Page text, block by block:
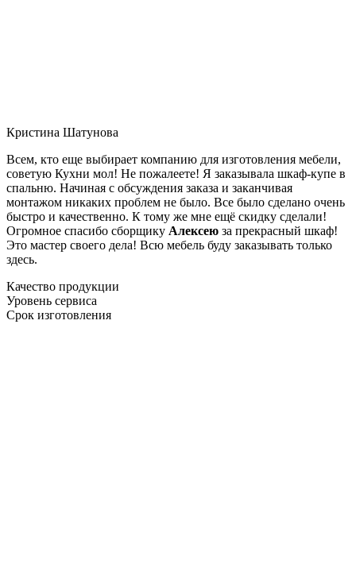
Кристина Шатунова
Всем, кто еще выбирает компанию для изготовления мебели,
советую Кухни мол! Не пожалеете! Я заказывала шкаф-купе в
спальню. Начиная с обсуждения заказа и заканчивая
монтажом никаких проблем не было. Все было сделано очень
быстро и качественно. К тому же мне ещё скидку сделали!
Огромное спасибо сборщику Алексею за прекрасный шкаф!
Это мастер своего дела! Всю мебель буду заказывать только
здесь.
Качество продукции
Уровень сервиса
Срок изготовления